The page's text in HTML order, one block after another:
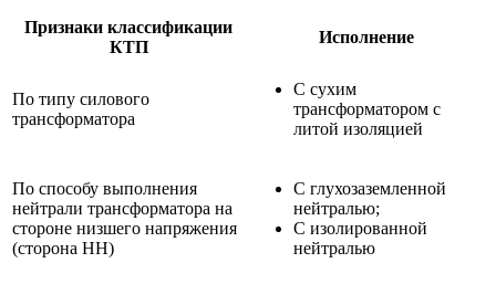
Признаки классификации
КТП
Исполнение
По типу силового
трансформатора
С сухим
трансформатором с
литой изоляцией
По способу выполнения
нейтрали трансформатора на
стороне низшего напряжения
(сторона НН)
C глухозаземленной
нейтралью;
C изолированной
нейтралью